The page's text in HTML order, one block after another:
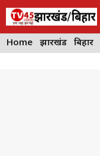
Skip
content
Home झारखंड बिहार